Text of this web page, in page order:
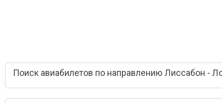
Поиск авиабилетов по направлению Лиссабон -